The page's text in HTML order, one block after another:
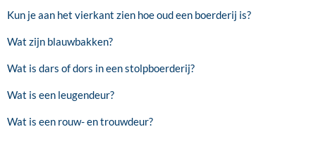
Kun je aan het vierkant zien hoe oud een boerderij is?
Wat zijn blauwbakken?
Wat is dars of dors in een stolpboerderij?
Wat is een leugendeur?
Wat is een rouw- en trouwdeur?